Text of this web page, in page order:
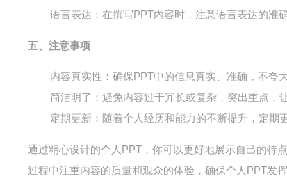
语言表达 ：在撰写PPT内容时，注意语言表达的准
五、注意事项
内容真实性 ：确保PPT中的信息真实、准确，不夸
简洁明了 ：避免内容过于冗长或复杂，突出重点，
定期更新 ：随着个人经历和能力的不断提升，定期
通过精心设计的个人PPT，你可以更好地展示自己的特
过程中注重内容的质量和观众的体验，确保个人PPT发挥